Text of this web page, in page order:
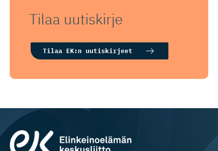
Tilaa uutiskirje
Tilaa EK:n uutiskirjeet